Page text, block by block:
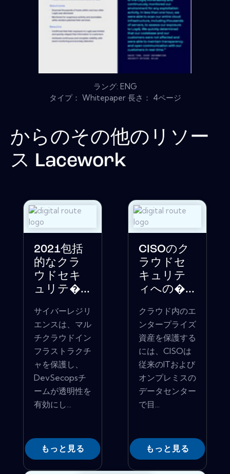
ラング: ENG
タイプ： Whitepaper 長さ： 4ページ
からのその他のリソー
ス Lacework
2021包括
的なクラ
ウドセキ
ュリテ�...
サイバーレジリ
エンスは、マル
チクラウドイン
フラストラクチ
ャを保護し、
DevSecopsチ
ームが透明性を
有効にし...
もっと見る
CISOのク
ラウドセ
キュリテ
ィへの�...
クラウド内のエ
ンタープライズ
資産を保護する
には、CISOは
従来のITおよび
オンプレミスの
データセンター
で目...
もっと見る